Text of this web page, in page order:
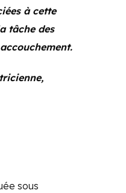
à cette
tâche des
sous